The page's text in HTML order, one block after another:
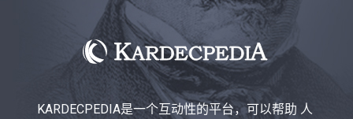
KARDECPEDIA是一个互动性的平台，可以帮助 人